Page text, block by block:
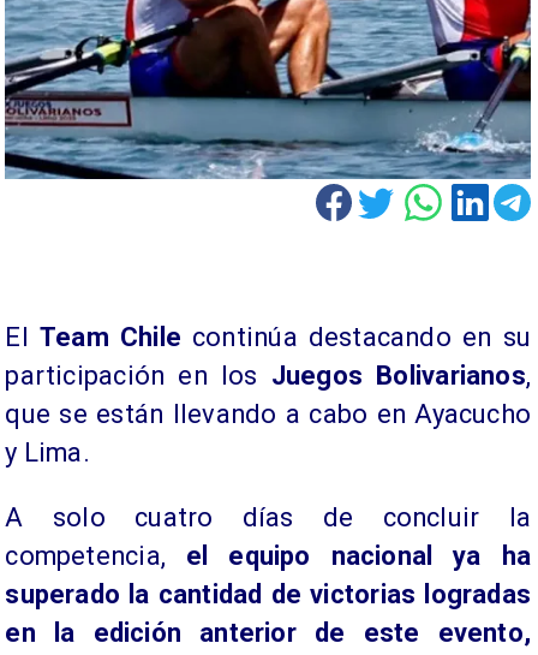
El Team Chile continúa destacando en su
participación en los Juegos Bolivarianos,
que se están llevando a cabo en Ayacucho
y Lima.
A solo cuatro días de concluir la
competencia, el equipo nacional ya ha
superado la cantidad de victorias logradas
en la edición anterior de este evento,